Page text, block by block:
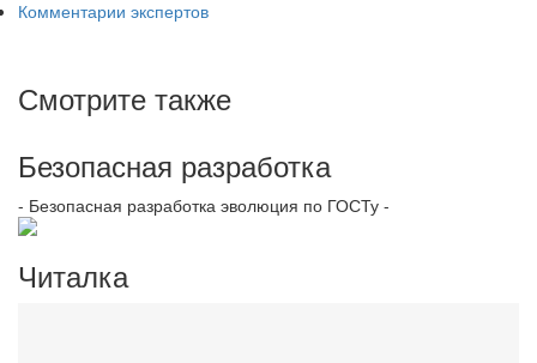
Комментарии экспертов
Смотрите также
Безопасная разработка
- Безопасная разработка эволюция по ГОСТу -
Читалка